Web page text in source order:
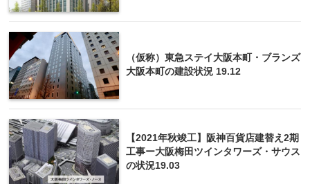
（仮称）東急ステイ大阪本町・ブランズ
大阪本町の建設状況 19.12
【2021年秋竣工】阪神百貨店建替え2期
工事ー大阪梅田ツインタワーズ・サウス
の状況19.03